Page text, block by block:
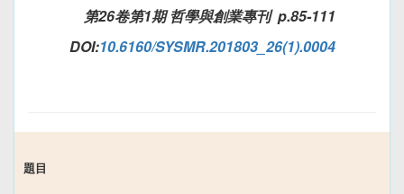
第26卷第1期 哲學與創業專刊 p.85-111
DOI:10.6160/SYSMR.201803_26(1).0004
題目